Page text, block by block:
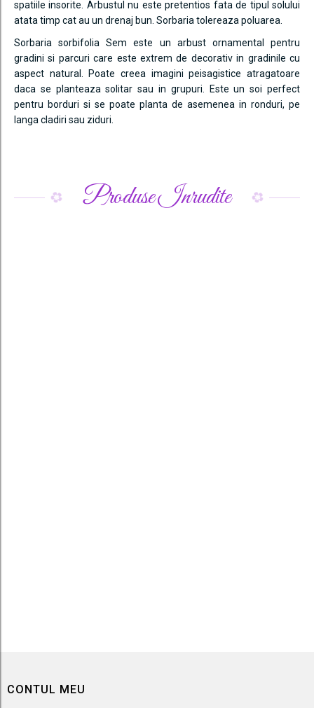
spatiile insorite. Arbustul nu este pretentios fata de tipul solului
atata timp cat au un drenaj bun. Sorbaria tolereaza poluarea.
Sorbaria sorbifolia Sem este un arbust ornamental pentru
gradini si parcuri care este extrem de decorativ in gradinile cu
aspect natural. Poate creea imagini peisagistice atragatoare
daca se planteaza solitar sau in grupuri. Este un soi perfect
pentru borduri si se poate planta de asemenea in ronduri, pe
langa cladiri sau ziduri.
Produse Inrudite
CONTUL MEU